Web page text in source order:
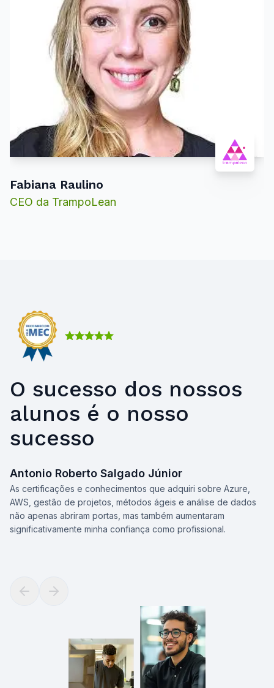
Fabiana Raulino
CEO da TrampoLean
O sucesso dos nossos
alunos é o nosso
sucesso
Antonio Roberto Salgado Júnior
As certificações e conhecimentos que adquiri sobre Azure,
AWS, gestão de projetos, métodos ágeis e análise de dados
não apenas abriram portas, mas também aumentaram
significativamente minha confiança como profissional.
Previous slide
Next slide